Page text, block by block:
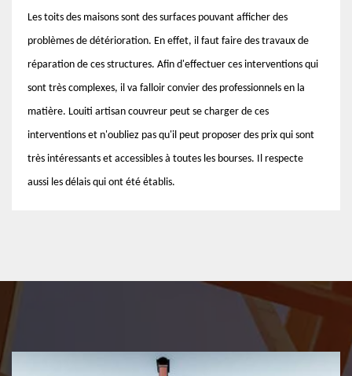
Les toits des maisons sont des surfaces pouvant afficher des
problèmes de détérioration. En effet, il faut faire des travaux de
réparation de ces structures. Afin d'effectuer ces interventions qui
sont très complexes, il va falloir convier des professionnels en la
matière. Louiti artisan couvreur peut se charger de ces
interventions et n'oubliez pas qu'il peut proposer des prix qui sont
très intéressants et accessibles à toutes les bourses. Il respecte
aussi les délais qui ont été établis.